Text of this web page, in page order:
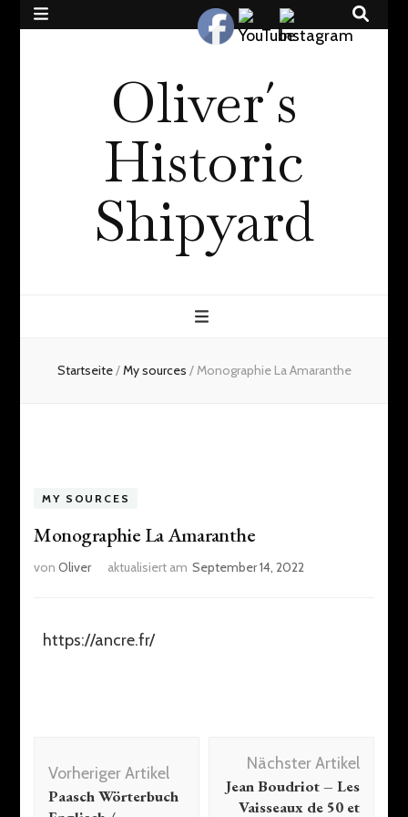
Oliver´s
Historic
Shipyard
Startseite/My sources /Monographie La Amaranthe
MY SOURCES
Monographie La Amaranthe
vonOliver aktualisiert am September 14, 2022
https://ancre.fr/
Vorheriger Artikel
Paasch Wörterbuch
Nächster Artikel
Jean Boudriot – Les
Vaisseaux de 50 et